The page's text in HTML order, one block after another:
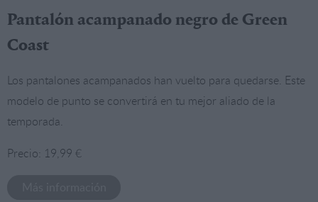
Pantalón acampanado negro de Green
Coast
Los pantalones acampanados han vuelto para quedarse. Este
modelo de punto se convertirá en tu mejor aliado de la
temporada.
Precio: 19,99 €